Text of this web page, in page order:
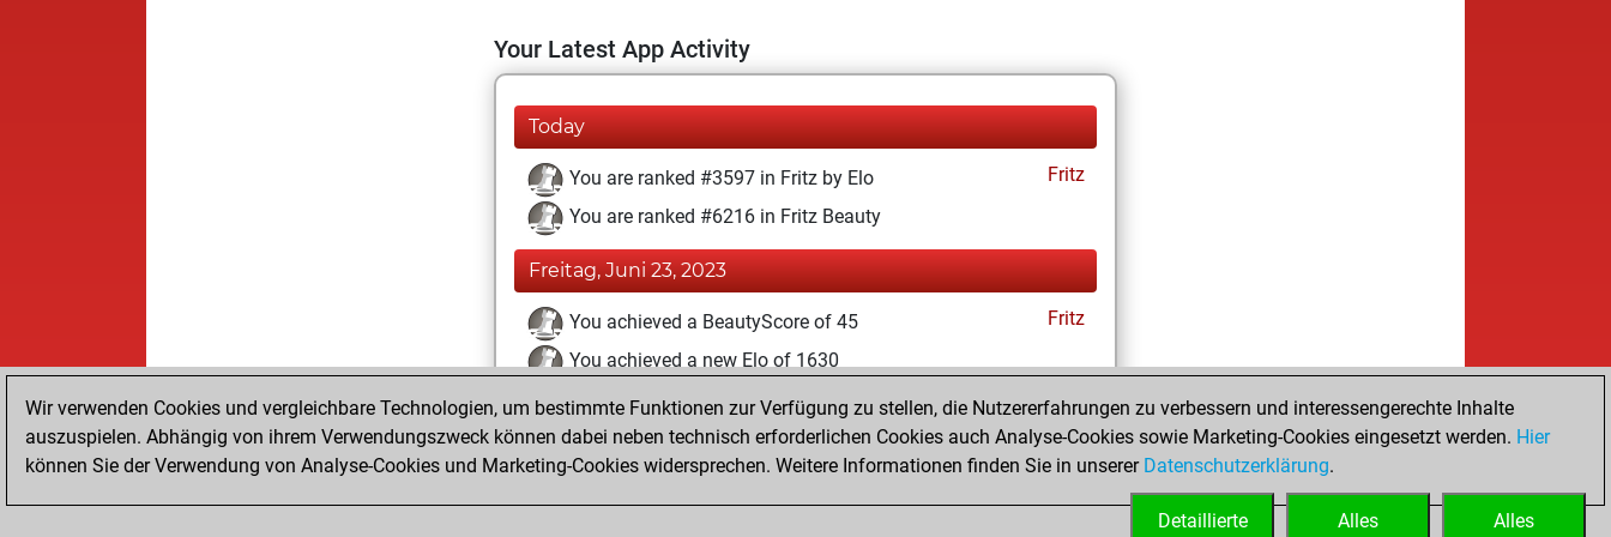
Your Latest App Activity
Today
You are ranked #3597 in Fritz by Elo
Fritz
You are ranked #6216 in Fritz Beauty
Freitag, Juni 23, 2023
You achieved a BeautyScore of 45
Fritz
You achieved a new Elo of 1630
Samstag, April 22, 2023
You created your Fritz account Fritz
Wir verwenden Cookies und vergleichbare Technologien, um bestimmte Funktionen zur Verfügung zu stellen, die Nutzererfahrungen zu verbessern und interessengerechte Inhalte
auszuspielen. Abhängig von ihrem Verwendungszweck können dabei neben technisch erforderlichen Cookies auch Analyse-Cookies sowie Marketing-Cookies eingesetzt werden. Hier
können Sie der Verwendung von Analyse-Cookies und Marketing-Cookies widersprechen. Weitere Informationen finden Sie in unserer Datenschutzerklärung.
Alles
Alles
Detaillierte